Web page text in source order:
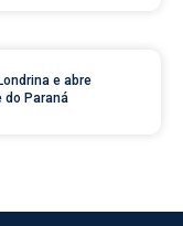
e abre
do Paraná